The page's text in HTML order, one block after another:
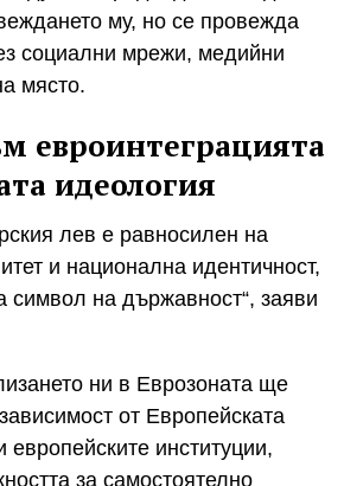
му, но се провежда
социални мрежи, медийни
място.
евроинтеграцията
идеология
лев е равносилен на
и национална идентичност,
символ на държавност“, заяви
ни в Еврозоната ще
от Европейската
европейските институции,
за самостоятелно